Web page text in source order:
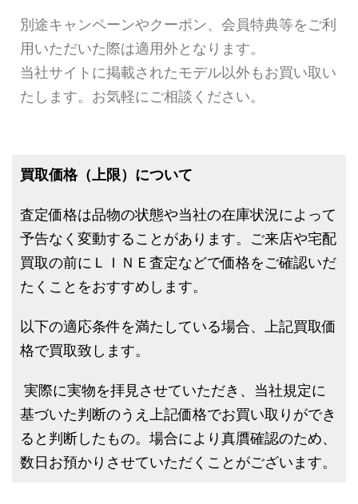
別途キャンペーンやクーポン、会員特典等をご利
用いただいた際は適用外となります。
当社サイトに掲載されたモデル以外もお買い取い
たします。お気軽にご相談ください。
買取価格（上限）について
査定価格は品物の状態や当社の在庫状況によって
予告なく変動することがあります。ご来店や宅配
買取の前にＬＩＮＥ査定などで価格をご確認いだ
たくことをおすすめします。
以下の適応条件を満たしている場合、上記買取価
格で買取致します。
実際に実物を拝見させていただき、当社規定に
基づいた判断のうえ上記価格でお買い取りができ
ると判断したもの。場合により真贋確認のため、
数日お預かりさせていただくことがございます。